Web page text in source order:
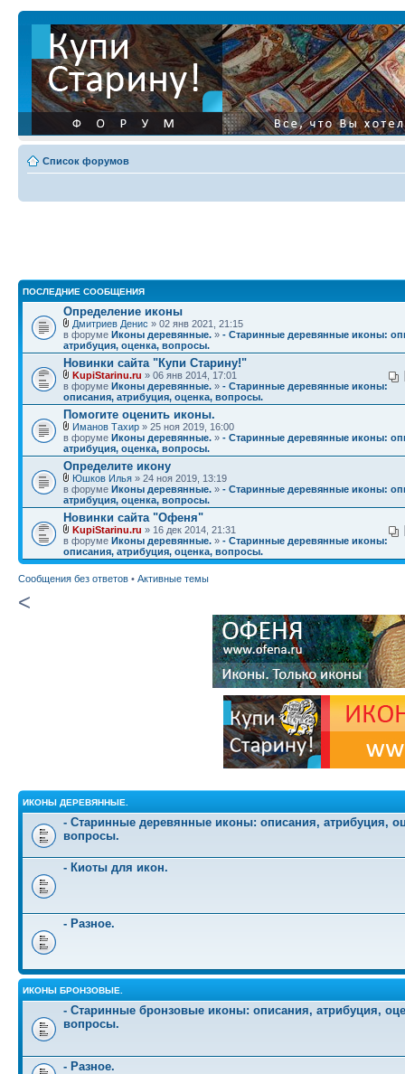
Список форумов
ПОСЛЕДНИЕ СООБЩЕНИЯ
Определение иконы
Дмитриев Денис » 02 янв 2021, 21:15
в форуме Иконы деревянные. » - Старинные деревянные иконы:
атрибуция, оценка, вопросы.
Новинки сайта "Купи Старину!"
KupiStarinu.ru » 06 янв 2014, 17:01
в форуме Иконы деревянные. » - Старинные деревянные иконы:
описания, атрибуция, оценка, вопросы.
Помогите оценить иконы.
Иманов Тахир » 25 ноя 2019, 16:00
в форуме Иконы деревянные. » - Старинные деревянные иконы:
атрибуция, оценка, вопросы.
Определите икону
Юшков Илья » 24 ноя 2019, 13:19
в форуме Иконы деревянные. » - Старинные деревянные иконы:
атрибуция, оценка, вопросы.
Новинки сайта "Офеня"
KupiStarinu.ru » 16 дек 2014, 21:31
в форуме Иконы деревянные. » - Старинные деревянные иконы:
описания, атрибуция, оценка, вопросы.
Сообщения без ответов • Активные темы
<
ИКОНЫ ДЕРЕВЯННЫЕ.
- Старинные деревянные иконы: описания, атрибуция,
вопросы.
- Киоты для икон.
- Разное.
ИКОНЫ БРОНЗОВЫЕ.
- Старинные бронзовые иконы: описания, атрибуция,
вопросы.
- Разное.